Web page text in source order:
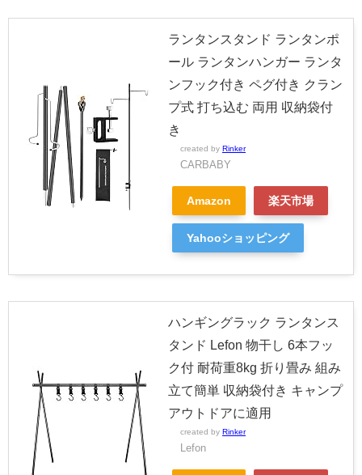
ランタンスタンド ランタンポ
ール ランタンハンガー ランタ
ンフック付き ペグ付き クラン
プ式 打ち込む 両用 収納袋付
き
created by Rinker
CARBABY
Amazon 楽天市場
Yahooショッピング
ハンギングラック ランタンス
タンド Lefon 物干し 6本フッ
ク付 耐荷重8kg 折り畳み 組み
立て簡単 収納袋付き キャンプ
アウトドアに適用
created by Rinker
Lefon